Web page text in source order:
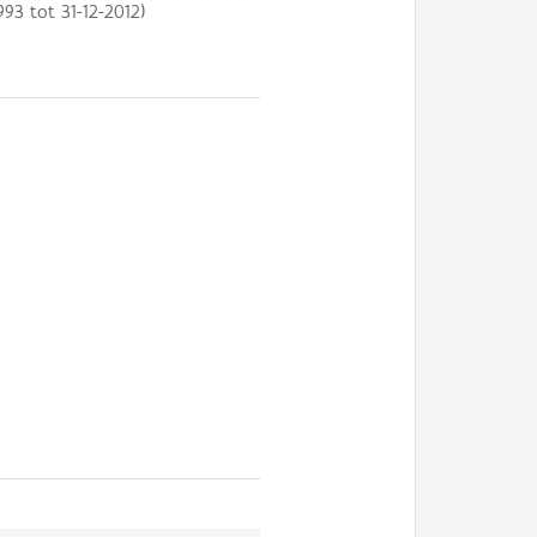
tot 31-12-2012)